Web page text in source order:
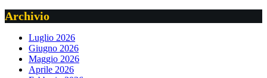
Archivio
Luglio 2026
Giugno 2026
Maggio 2026
Aprile 2026